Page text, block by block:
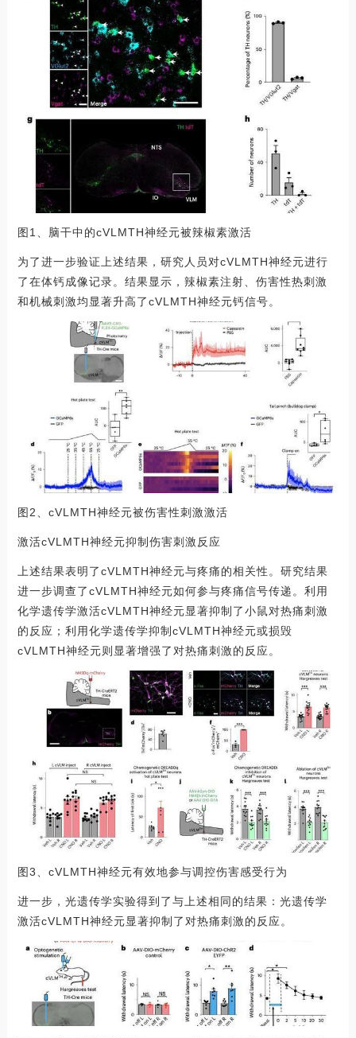
图1、脑干中的cVLMTH神经元被辣椒素激活
为了进一步验证上述结果，研究人员对cVLMTH神经元进行
了在体钙成像记录。结果显示，辣椒素注射、伤害性热刺激
和机械刺激均显著升高了cVLMTH神经元钙信号。
图2、cVLMTH神经元被伤害性刺激激活
激活cVLMTH神经元抑制伤害刺激反应
上述结果表明了cVLMTH神经元与疼痛的相关性。研究结果
进一步调查了cVLMTH神经元如何参与疼痛信号传递。利用
化学遗传学激活cVLMTH神经元显著抑制了小鼠对热痛刺激
的反应；利用化学遗传学抑制cVLMTH神经元或损毁
cVLMTH神经元则显著增强了对热痛刺激的反应。
图3、cVLMTH神经元有效地参与调控伤害感受行为
进一步，光遗传学实验得到了与上述相同的结果：光遗传学
激活cVLMTH神经元显著抑制了对热痛刺激的反应。